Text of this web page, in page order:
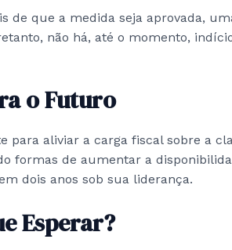
de que a medida seja aprovada,
não há, até o momento,
o Futuro
para aliviar a carga fiscal sobre a
formas de aumentar a
dois anos sob sua liderança.
Esperar?